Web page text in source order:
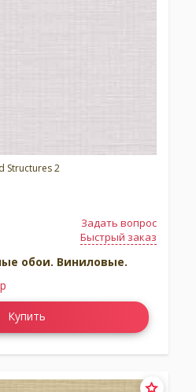
Structures 2
Задать вопрос
Быстрый заказ
обои. Виниловые.
Купить